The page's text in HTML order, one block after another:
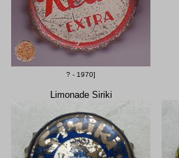
? - 1970]
Limonade Siriki